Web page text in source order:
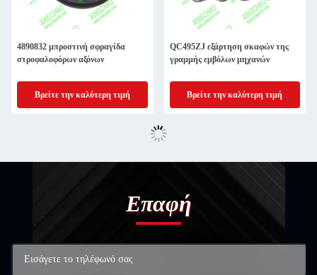
4890832 μπροστινή σφραγίδα
στροφαλοφόρων αξόνων
Βρείτε την καλύτερη τιμή
QC495ZJ εξάρτηση σκαφών της
γραμμής εμβόλων μηχανών
Βρείτε την καλύτερη τιμή
Επαφή